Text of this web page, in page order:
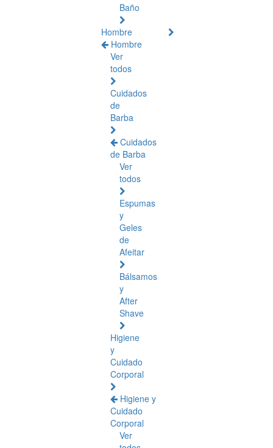
Baño
Hombre
Hombre
Ver
todos
Cuidados
de
Barba
Cuidados
de Barba
Ver
todos
Espumas
y
Geles
de
Afeitar
Bálsamos
y
After
Shave
Higiene
y
Cuidado
Corporal
Higiene y
Cuidado
Corporal
Ver